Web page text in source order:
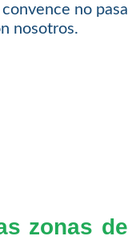
no pasa
nosotros.
zonas de